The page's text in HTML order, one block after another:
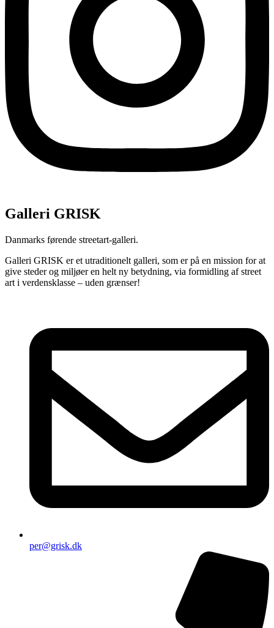
Galleri GRISK
Danmarks førende streetart-galleri.
Galleri GRISK er et utraditionelt galleri, som er på en mission for at
give steder og miljøer en helt ny betydning, via formidling af street
art i verdensklasse – uden grænser!
per@grisk.dk